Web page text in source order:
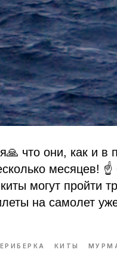
что они, как и в
месяцев!
могут пройти
на самолет
КИТЫ